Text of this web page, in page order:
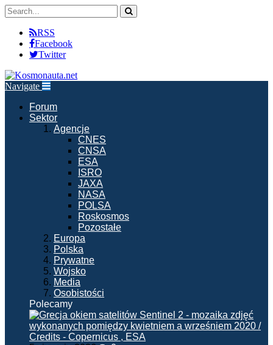
RSS
Facebook
Twitter
Navigate
Forum
Sektor
Agencje
CNES
CNSA
ESA
ISRO
JAXA
NASA
POLSA
Roskosmos
Pozostałe
Europa
Polska
Prywatne
Wojsko
Media
Osobistości
Polecamy